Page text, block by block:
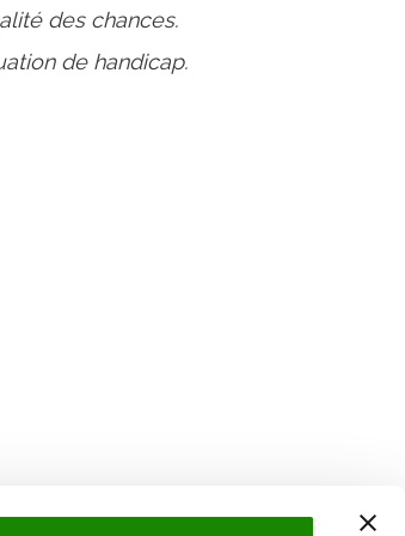
des chances.
de handicap.